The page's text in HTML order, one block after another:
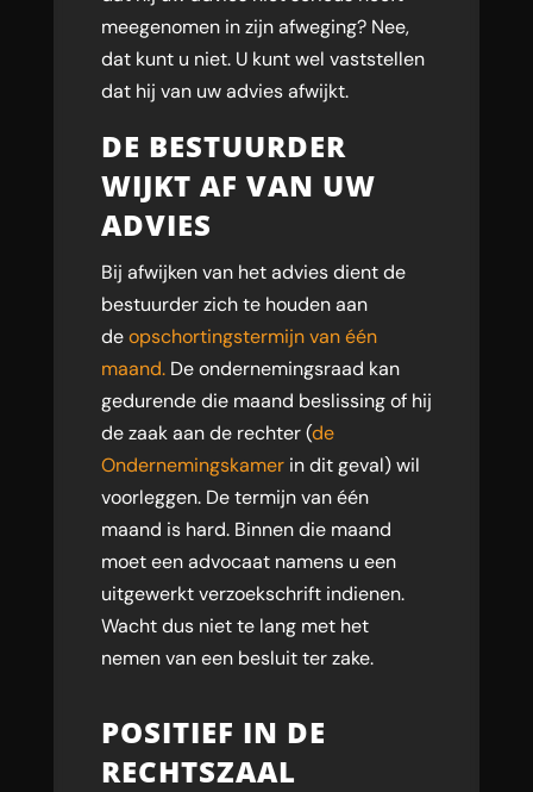
meegenomen in zijn afweging? Nee,
dat kunt u niet. U kunt wel vaststellen
dat hij van uw advies afwijkt.
DE BESTUURDER
WIJKT AF VAN UW
ADVIES
Bij afwijken van het advies dient de
bestuurder zich te houden aan
deopschortingstermijn van één
maand. De ondernemingsraad kan
gedurende die maand beslissing of hij
de zaak aan de rechter (de
Ondernemingskamerin dit geval) wil
voorleggen. De termijn van één
maand is hard. Binnen die maand
moet een advocaat namens u een
uitgewerkt verzoekschrift indienen.
Wacht dus niet te lang met het
nemen van een besluit ter zake.
POSITIEF IN DE
RECHTSZAAL